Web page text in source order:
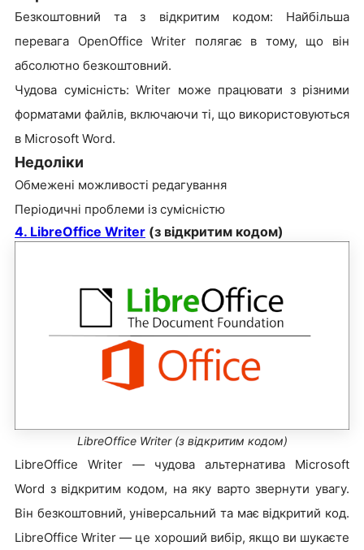
Безкоштовний та з відкритим кодом: Найбільша
перевага OpenOffice Writer полягає в тому, що він
абсолютно безкоштовний.
Чудова сумісність: Writer може працювати з різними
форматами файлів, включаючи ті, що використовуються
в Microsoft Word.
Недоліки
Обмежені можливості редагування
Періодичні проблеми із сумісністю
4. LibreOffice Writer (з відкритим кодом)
LibreOffice Writer (з відкритим кодом)
LibreOffice Writer — чудова альтернатива Microsoft
Word з відкритим кодом, на яку варто звернути увагу.
Він безкоштовний, універсальний та має відкритий код.
LibreOffice Writer — це хороший вибір, якщо ви шукаєте